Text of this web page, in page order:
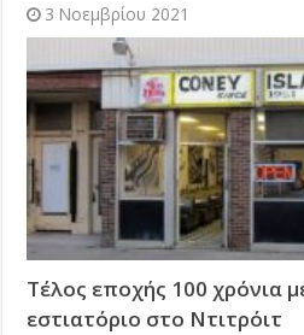
3 Νοεμβρίου 2021
Τέλος εποχής 100 χρόνια
εστιατόριο στο Ντιτρόιτ